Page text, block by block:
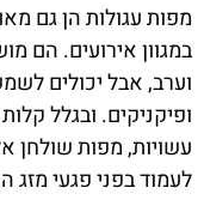
מפות עגולות הן גם
במגוון אירועים. הם
וערב, אבל יכולים
עשויות, מפות שולחן
לעמוד בפני פגעי מזג